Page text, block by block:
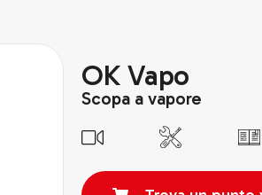
OK Vapo
Scopa a vapore